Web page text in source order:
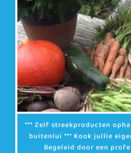
*** Zelf streekproducten
buitenlui *** Kook jullie
Begeleid door een